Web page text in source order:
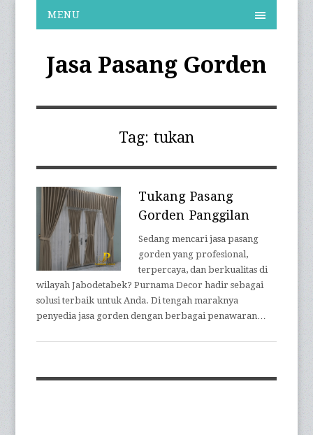
MENU
Jasa Pasang Gorden
Tag: tukan
Tukang Pasang
Gorden Panggilan
Sedang mencari jasa pasang
gorden yang profesional,
terpercaya, dan berkualitas di
wilayah Jabodetabek? Purnama Decor hadir sebagai
solusi terbaik untuk Anda. Di tengah maraknya
penyedia jasa gorden dengan berbagai penawaran…